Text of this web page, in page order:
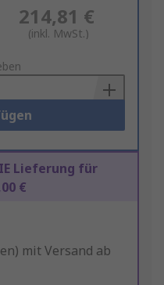
214,81 €
(inkl. MwSt.)
Lieferung für
€
mit Versand ab